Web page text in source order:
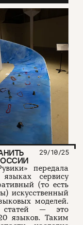
29/10/25
передала
сервису
(то есть
искусственный
моделей.
статей — это
языков. Таким